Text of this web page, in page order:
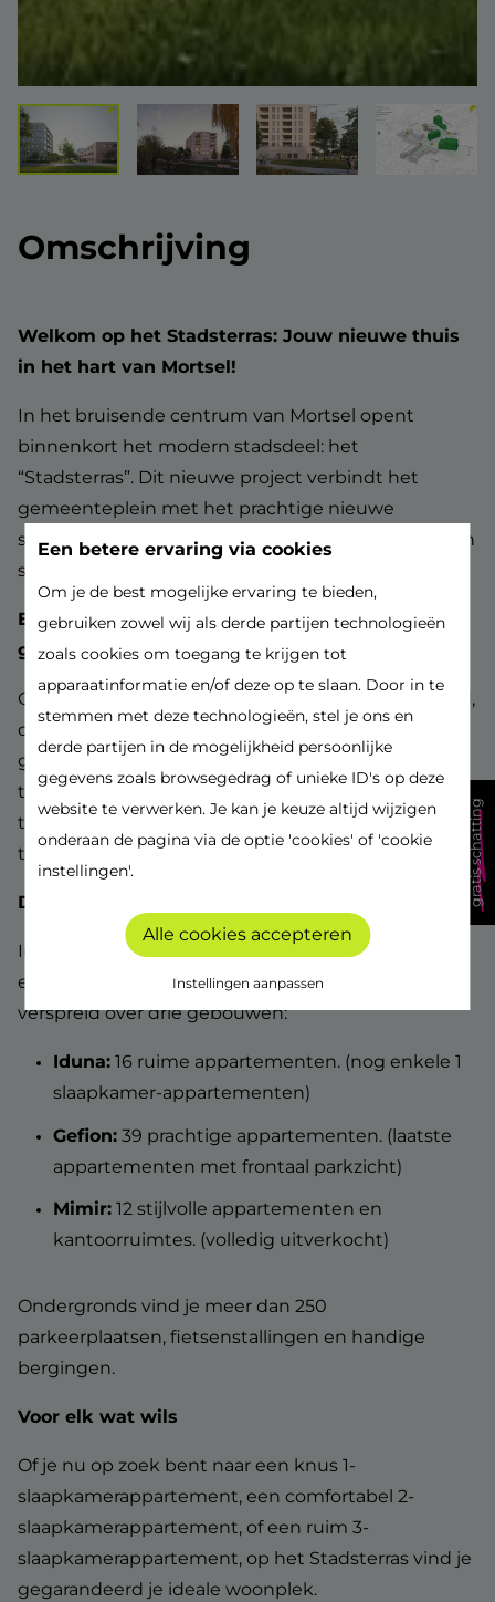
Een betere ervaring via cookies
Om je de best mogelijke ervaring te bieden,
gebruiken zowel wij als derde partijen technologieën
zoals cookies om toegang te krijgen tot
apparaatinformatie en/of deze op te slaan. Door in te
stemmen met deze technologieën, stel je ons en
derde partijen in de mogelijkheid persoonlijke
gegevens zoals browsegedrag of unieke ID's op deze
website te verwerken. Je kan je keuze altijd wijzigen
onderaan de pagina via de optie 'cookies' of 'cookie
instellingen'.
Alle cookies accepteren
Instellingen aanpassen
Omschrijving
Welkom op het Stadsterras: Jouw nieuwe thuis
in het hart van Mortsel!
In het bruisende centrum van Mortsel opent
binnenkort het modern stadsdeel: het
“Stadsterras”. Dit nieuwe project verbindt het
gemeenteplein met het prachtige nieuwe
stadspark Oude God, en biedt een perfecte mix van
stadsleven en groen.
Een stukje geschiedenis, opnieuw tot leven
gebracht
Op de plek waar de Sint-Lutgardisschool ooit stond,
opent dit unieke woonproject met verschillende
groene pleinen. Stadsterras slaat zo een brug
tussen park en stad en tussen verleden en
toekomst. Zo ontstaat een plek waar iedereen zich
thuis kan voelen.
Duurzaam wonen met stijl
In de eerste fase worden schitterende BEN (bijna
energie neutraal) appartementen gerealiseerd,
verspreid over drie gebouwen:
Iduna: 16 ruime appartementen. (nog enkele 1
slaapkamer-appartementen)
Gefion: 39 prachtige appartementen. (laatste
appartementen met frontaal parkzicht)
Mimir: 12 stijlvolle appartementen en
kantoorruimtes. (volledig uitverkocht)
Ondergronds vind je meer dan 250
parkeerplaatsen, fietsenstallingen en handige
bergingen.
Voor elk wat wils
Of je nu op zoek bent naar een knus 1-
slaapkamerappartement, een comfortabel 2-
slaapkamerappartement, of een ruim 3-
slaapkamerappartement, op het Stadsterras vind je
gegarandeerd je ideale woonplek.
gratis schatting